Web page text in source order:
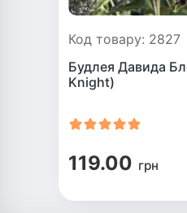
Код товару: 2827
Будлея Давида
Knight)
119.00 грн